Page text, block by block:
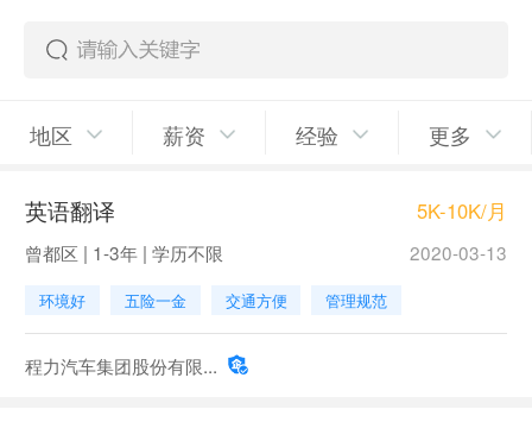
地区 薪资 经验 更多
英语翻译 5K-10K/月
曾都区 | 1-3年 | 学历不限 2020-03-13
环境好 五险一金 交通方便 管理规范
程力汽车集团股份有限...